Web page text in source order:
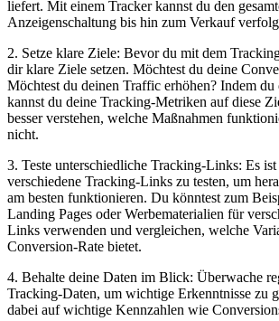
liefert. Mit einem Tracker‌ kannst du den
Anzeigenschaltung ​bis⁣ hin​ zum Verkauf
2.‍ Setze klare Ziele: ‌Bevor du mit‌ dem
dir klare Ziele⁢ setzen. Möchtest du deine
Möchtest du‍ deinen Traffic erhöhen? Indem
kannst du deine Tracking-Metriken auf diese
besser ‍verstehen, welche Maßnahmen
nicht.
3.⁣ Teste unterschiedliche Tracking-Links: ‍Es‍
verschiedene Tracking-Links zu‌ testen,‍ um
⁤am besten funktionieren. Du könntest zum
Landing ⁣Pages oder Werbematerialien für
Links verwenden und vergleichen, welche
Conversion-Rate bietet.
4. Behalte deine Daten im ‍Blick:⁣ Überwache
Tracking-Daten, ⁢um wichtige Erkenntnisse‍ zu⁤
dabei auf wichtige⁣ Kennzahlen wie